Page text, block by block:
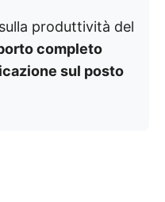
produttività del
completo
sul posto